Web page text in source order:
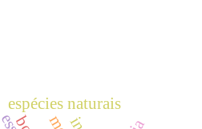
espécies naturais